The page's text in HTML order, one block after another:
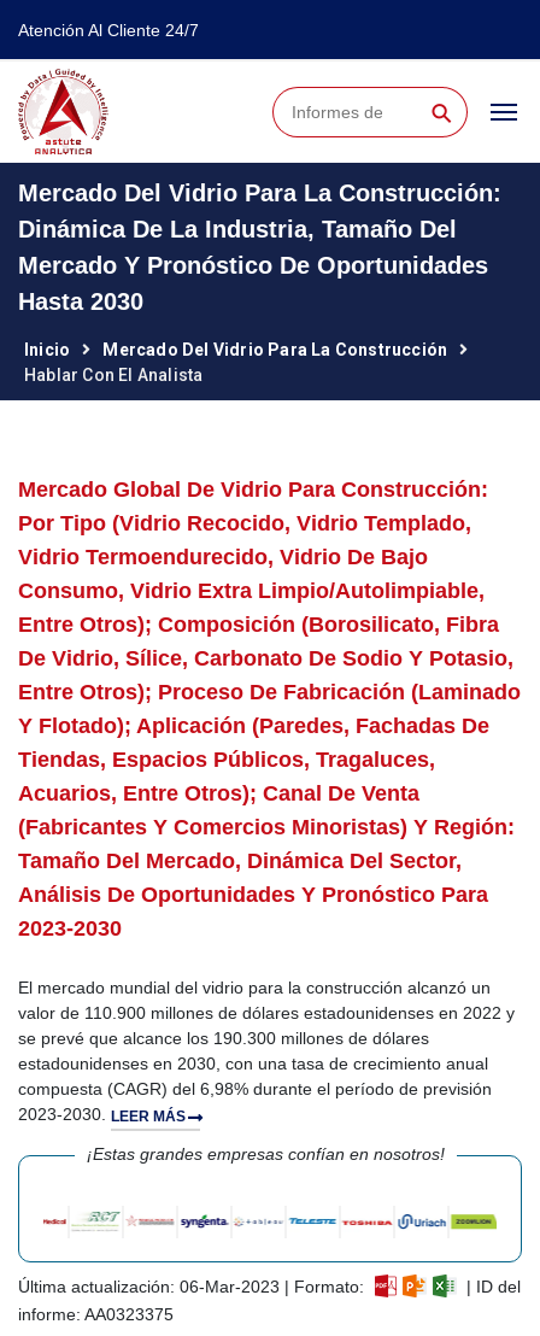
Atención Al Cliente 24/7
⚲
Mercado Del Vidrio Para La Construcción:
Dinámica De La Industria, Tamaño Del
Mercado Y Pronóstico De Oportunidades
Hasta 2030
Inicio
Mercado Del Vidrio Para La Construcción
Hablar Con El Analista
Mercado Global De Vidrio Para Construcción:
Por Tipo (vidrio Recocido, Vidrio Templado,
Vidrio Termoendurecido, Vidrio De Bajo
Consumo, Vidrio Extra Limpio/autolimpiable,
Entre Otros); Composición (borosilicato, Fibra
De Vidrio, Sílice, Carbonato De Sodio Y Potasio,
Entre Otros); Proceso De Fabricación (laminado
Y Flotado); Aplicación (paredes, Fachadas De
Tiendas, Espacios Públicos, Tragaluces,
Acuarios, Entre Otros); Canal De Venta
(fabricantes Y Comercios Minoristas) Y Región:
Tamaño Del Mercado, Dinámica Del Sector,
Análisis De Oportunidades Y Pronóstico Para
2023-2030
El mercado mundial del vidrio para la construcción alcanzó un
valor de 110.900 millones de dólares estadounidenses en 2022 y
se prevé que alcance los 190.300 millones de dólares
estadounidenses en 2030, con una tasa de crecimiento anual
compuesta (CAGR) del 6,98% durante el período de previsión
2023-2030. LEER MÁS
¡Estas grandes empresas confían en nosotros!
Última actualización: 06-Mar-2023 | Formato:
| ID del
informe: AA0323375